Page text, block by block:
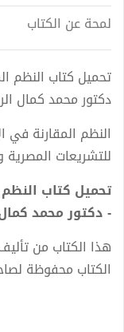
لمحة عن الكتاب
دكتور محمد كمال
النظم المقارنة في
للتشريعات المصرية
- دكتور محمد
هذا الكتاب من
الكتاب محفوظة